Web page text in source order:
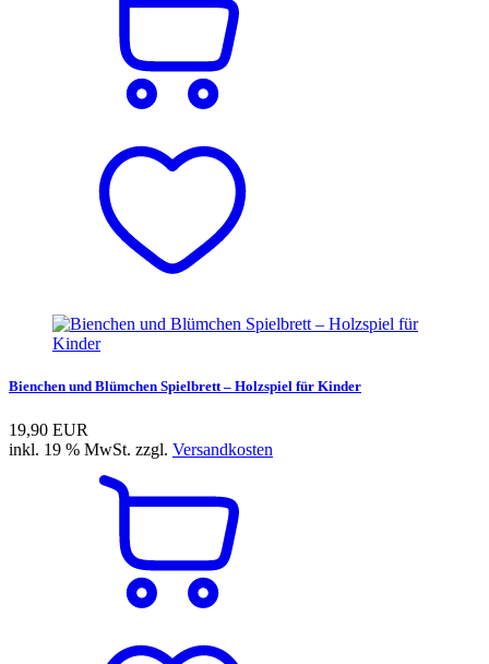
Bienchen und Blümchen Spielbrett – Holzspiel für Kinder
19,90 EUR
inkl. 19 % MwSt. zzgl. Versandkosten